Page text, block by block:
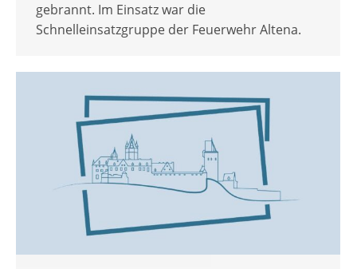
gebrannt. Im Einsatz war die
Schnelleinsatzgruppe der Feuerwehr Altena.